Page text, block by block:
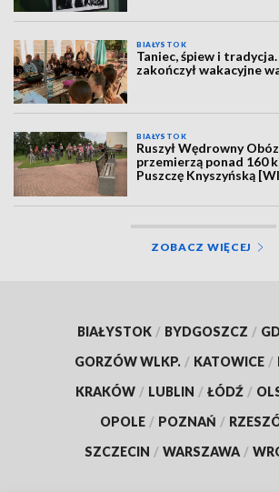
BIAŁYSTOK
Taniec, śpiew i
zakończył wakacyjne
BIAŁYSTOK
Ruszył Wędrowny
przemierzą ponad 160
Puszczę Knyszyńską
ZOBACZ WIĘCEJ
BIAŁYSTOK / BYDGOSZCZ /
GORZÓW WLKP. / KATOWICE /
KRAKÓW / LUBLIN / ŁÓDŹ /
OPOLE / POZNAŃ /
SZCZECIN / WARSZAWA /